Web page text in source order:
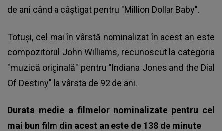
de ani când a câştigat pentru "Million Dollar Baby".
Totuşi, cel mai în vârstă nominalizat în acest an este
compozitorul John Williams, recunoscut la categoria
"muzică originală" pentru "Indiana Jones and the Dial
Of Destiny" la vârsta de 92 de ani.
Durata medie a filmelor nominalizate pentru cel
mai bun film din acest an este de 138 de minute